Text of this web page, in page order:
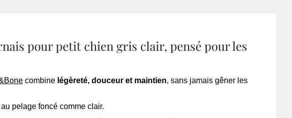
pour petit chien gris clair, pensé pour les
combine légèreté, douceur et maintien, sans jamais gêner les
pelage foncé comme clair.